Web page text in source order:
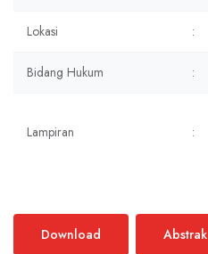
Lokasi :
Bidang Hukum :
Lampiran :
Download Abstrak